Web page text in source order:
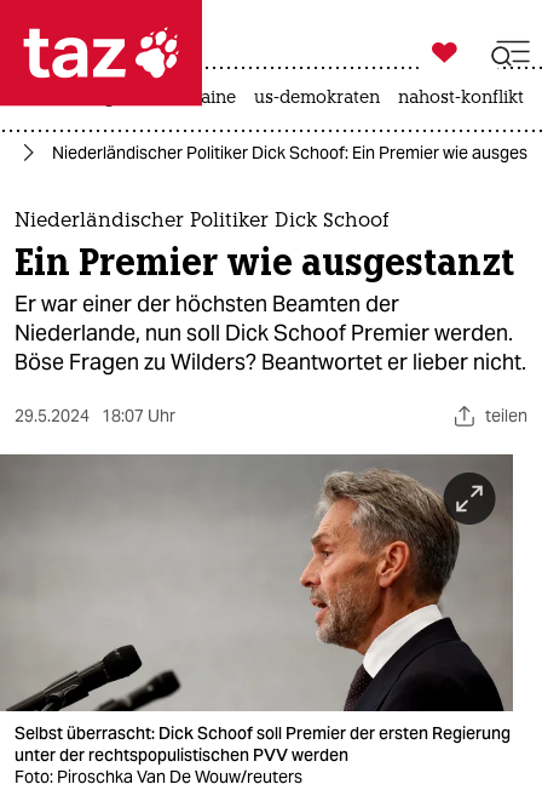
 taz zahl ich
taz zahl ich
themen
politik
öko
gesellschaft
wahrheit
verlag
verlag

taz zahl ich
krieg in der ukraine us-demokraten nahost-konflikt
Niederländischer Politiker Dick Schoof: Ein Premier wie
Niederländischer Politiker Dick Schoof
Ein Premier wie ausgestanzt
Er war einer der höchsten Beamten der
Niederlande, nun soll Dick Schoof Premier werden.
Böse Fragen zu Wilders? Beantwortet er lieber nicht.
29.5.2024 18:07 Uhr teilen
Selbst überrascht: Dick Schoof soll Premier der ersten Regierung
unter der rechtspopulistischen PVV werden
Foto: Piroschka Van De Wouw/reuters